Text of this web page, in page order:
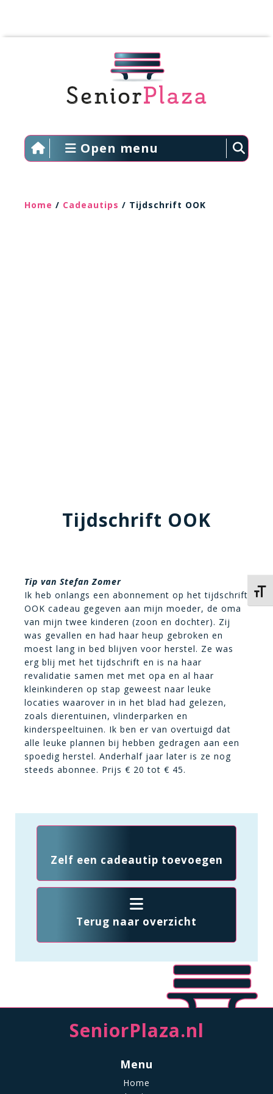
Open menu
Home / Cadeautips / Tijdschrift OOK
Tijdschrift OOK
Tip van Stefan Zomer
Ik heb onlangs een abonnement op het tijdschrift
OOK cadeau gegeven aan mijn moeder, de oma
van mijn twee kinderen (zoon en dochter). Zij
was gevallen en had haar heup gebroken en
moest lang in bed blijven voor herstel. Ze was
erg blij met het tijdschrift en is na haar
revalidatie samen met met opa en al haar
kleinkinderen op stap geweest naar leuke
locaties waarover in in het blad had gelezen,
zoals dierentuinen, vlinderparken en
kinderspeeltuinen. Ik ben er van overtuigd dat
alle leuke plannen bij hebben gedragen aan een
spoedig herstel. Anderhalf jaar later is ze nog
steeds abonnee. Prijs € 20 tot € 45.
Zelf een cadeautip toevoegen
Terug naar overzicht
SeniorPlaza.nl
Menu
Home